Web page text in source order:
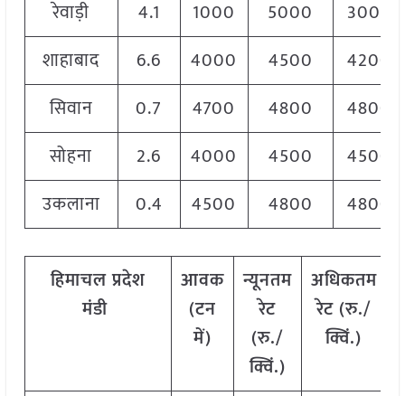
रेवाड़ी
4.1 1000 5000
3000
शाहाबाद
6.6 4000 4500
4200
सिवान
0.7 4700 4800
4800
सोहना
2.6 4000 4500
4500
उकलाना
0.4 4500 4800 4800
हिमाचल प्रदेश
मंडी
आवक
(टन
में)
न्यूनतम
रेट
(रु./
क्विं.)
अधिकतम
रेट (रु./
क्विं.)